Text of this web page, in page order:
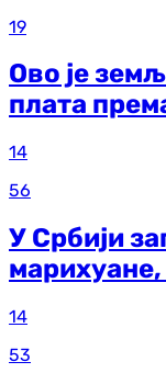
19
Ово је
плата
14
56
У Србији
14
53